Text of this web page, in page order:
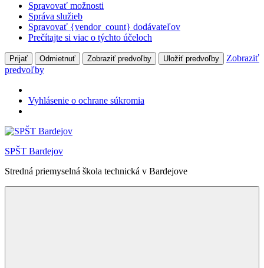
Spravovať možnosti
Správa služieb
Spravovať {vendor_count} dodávateľov
Prečítajte si viac o týchto účeloch
Prijať Odmietnuť Zobraziť predvoľby Uložiť predvoľby
Zobraziť
predvoľby
Vyhlásenie o ochrane súkromia
Skip
content
SPŠT Bardejov
Stredná priemyselná škola technická v Bardejove